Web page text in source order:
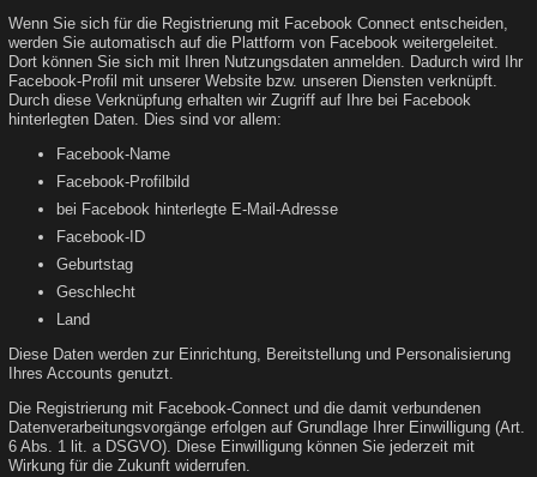
Wenn Sie sich für die Registrierung mit Facebook Connect entscheiden,
werden Sie automatisch auf die Plattform von Facebook weitergeleitet.
Dort können Sie sich mit Ihren Nutzungsdaten anmelden. Dadurch wird Ihr
Facebook-Profil mit unserer Website bzw. unseren Diensten verknüpft.
Durch diese Verknüpfung erhalten wir Zugriff auf Ihre bei Facebook
hinterlegten Daten. Dies sind vor allem:
Facebook-Name
Facebook-Profilbild
bei Facebook hinterlegte E-Mail-Adresse
Facebook-ID
Geburtstag
Geschlecht
Land
Diese Daten werden zur Einrichtung, Bereitstellung und Personalisierung
Ihres Accounts genutzt.
Die Registrierung mit Facebook-Connect und die damit verbundenen
Datenverarbeitungsvorgänge erfolgen auf Grundlage Ihrer Einwilligung (Art.
6 Abs. 1 lit. a DSGVO). Diese Einwilligung können Sie jederzeit mit
Wirkung für die Zukunft widerrufen.